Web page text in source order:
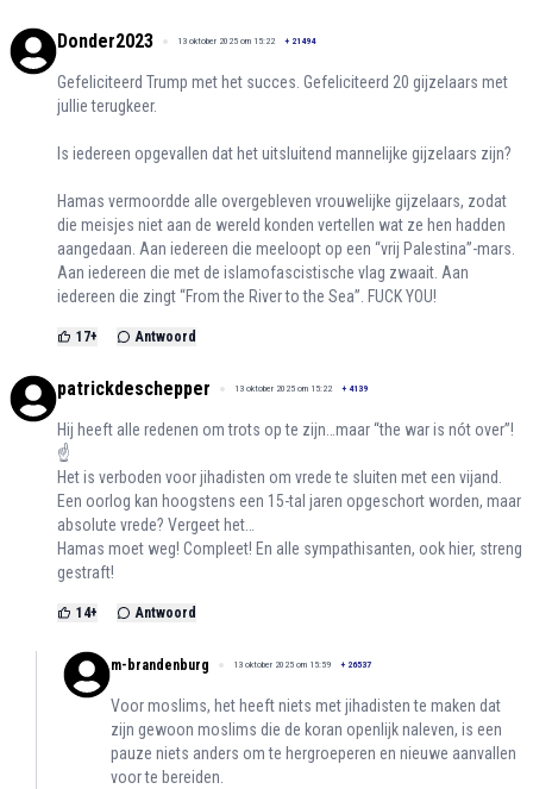
Donder2023 13 oktober 2025 om 15:22 + 21494
Gefeliciteerd Trump met het succes. Gefeliciteerd 20 gijzelaars met
jullie terugkeer.
Is iedereen opgevallen dat het uitsluitend mannelijke gijzelaars zijn?
Hamas vermoordde alle overgebleven vrouwelijke gijzelaars, zodat
die meisjes niet aan de wereld konden vertellen wat ze hen hadden
aangedaan. Aan iedereen die meeloopt op een “vrij Palestina”-mars.
Aan iedereen die met de islamofascistische vlag zwaait. Aan
iedereen die zingt “From the River to the Sea”. FUCK YOU!
17+ Antwoord
patrickdeschepper 13 oktober 2025 om 15:22 + 4139
Hij heeft alle redenen om trots op te zijn…maar “the war is nót over”!
☝️
Het is verboden voor jihadisten om vrede te sluiten met een vijand.
Een oorlog kan hoogstens een 15-tal jaren opgeschort worden, maar
absolute vrede? Vergeet het…
Hamas moet weg! Compleet! En alle sympathisanten, ook hier, streng
gestraft!
14+ Antwoord
m-brandenburg 13 oktober 2025 om 15:59 + 26537
Voor moslims, het heeft niets met jihadisten te maken dat
zijn gewoon moslims die de koran openlijk naleven, is een
pauze niets anders om te hergroeperen en nieuwe aanvallen
voor te bereiden.